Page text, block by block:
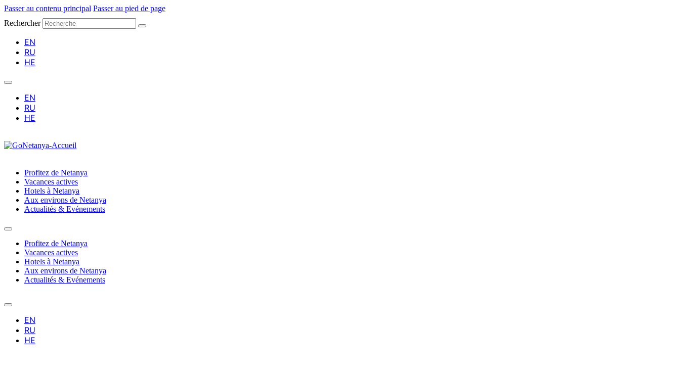
Passer au contenu principal Passer au pied de page
Rechercher
Profitez de Netanya
Vacances actives
Hotels à Netanya
Aux environs de Netanya
Actualités & Evénements
Profitez de Netanya
Vacances actives
Hotels à Netanya
Aux environs de Netanya
Actualités & Evénements